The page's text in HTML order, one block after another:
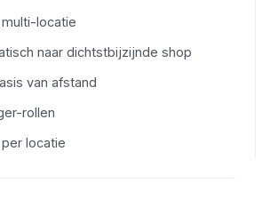
locatie
naar dichtstbijzijnde shop
van afstand
rollen
locatie